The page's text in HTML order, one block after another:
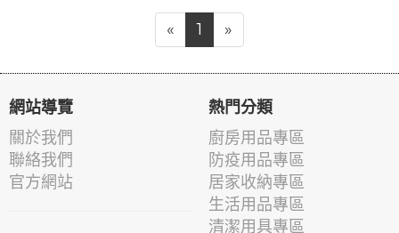
« 1 »
網站導覽
關於我們
聯絡我們
官方網站
熱門分類
廚房用品專區
防疫用品專區
居家收納專區
生活用品專區
清潔用具專區